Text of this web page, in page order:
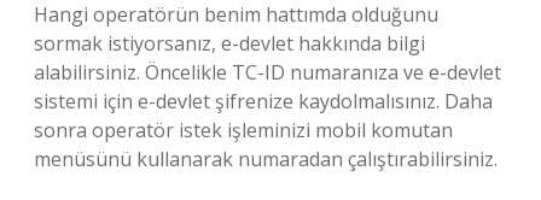
Hangi operatörün benim hattımda olduğunu
sormak istiyorsanız, e-devlet hakkında bilgi
alabilirsiniz. Öncelikle TC-ID numaranıza ve e-devlet
sistemi için e-devlet şifrenize kaydolmalısınız. Daha
sonra operatör istek işleminizi mobil komutan
menüsünü kullanarak numaradan çalıştırabilirsiniz.